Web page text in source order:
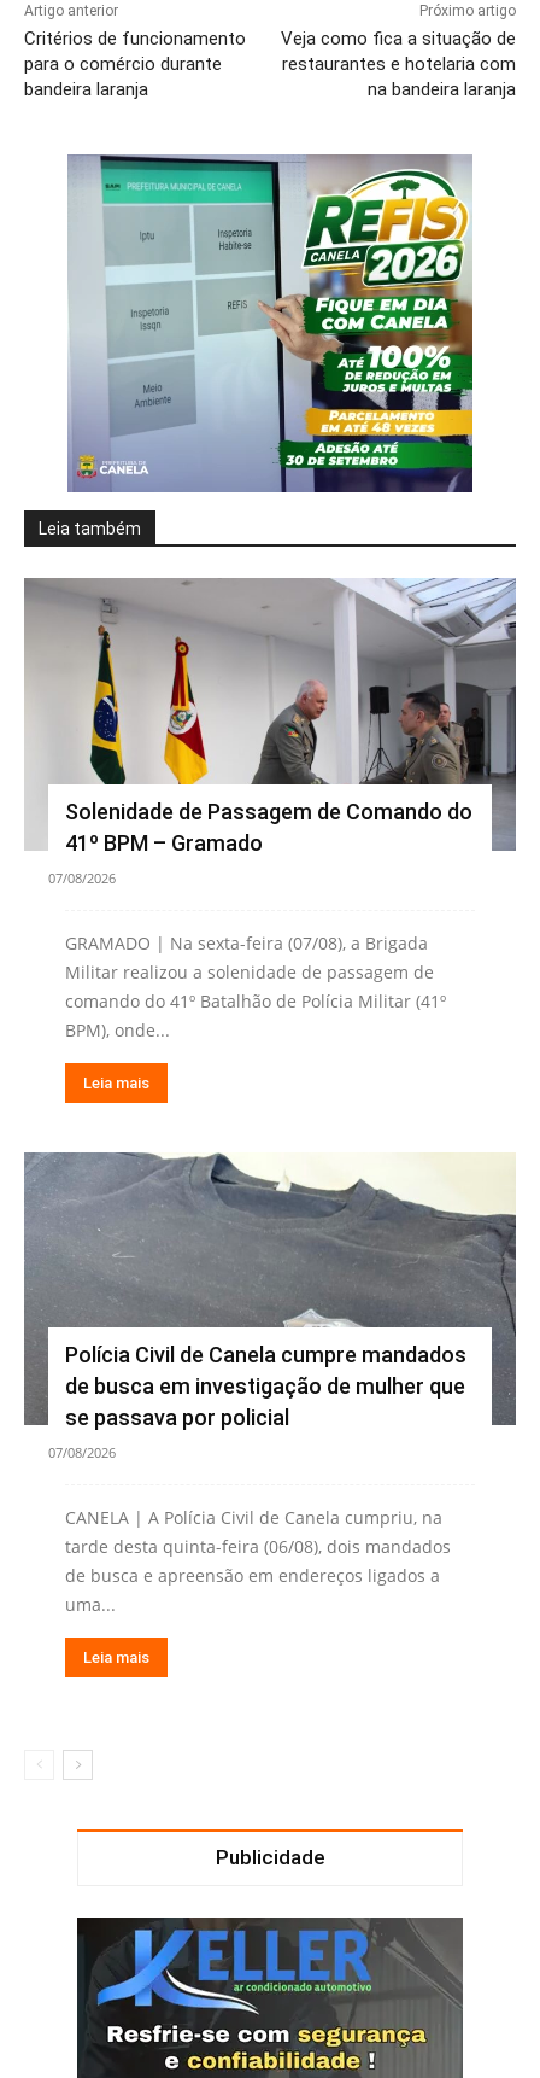
Artigo anterior
Critérios de funcionamento
para o comércio durante
bandeira laranja
Próximo artigo
Veja como fica a situação de
restaurantes e hotelaria com
na bandeira laranja
Leia também
Solenidade de Passagem de Comando do
41º BPM – Gramado
07/08/2026
GRAMADO | Na sexta-feira (07/08), a Brigada
Militar realizou a solenidade de passagem de
comando do 41º Batalhão de Polícia Militar (41º
BPM), onde...
Leia mais
Polícia Civil de Canela cumpre mandados
de busca em investigação de mulher que
se passava por policial
07/08/2026
CANELA | A Polícia Civil de Canela cumpriu, na
tarde desta quinta-feira (06/08), dois mandados
de busca e apreensão em endereços ligados a
uma...
Leia mais
Publicidade